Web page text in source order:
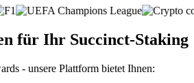
für Ihr Succinct-Staking
- unsere Plattform bietet Ihnen: